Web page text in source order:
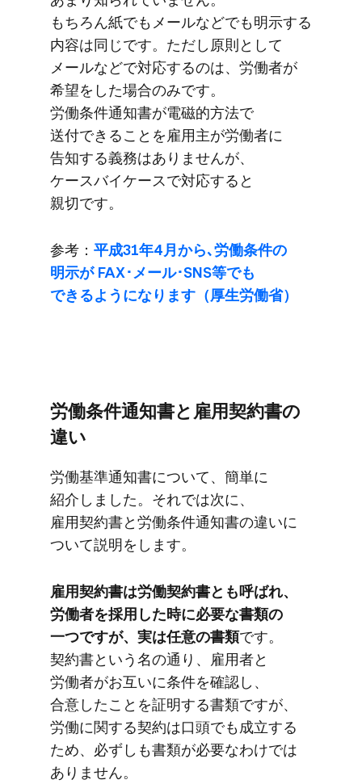
もちろん紙でも​メールなどでも​明示する​
内容は​同じです。​ただし原則と​して​
メールなどで​対応するのは、​労働者が​
希望を​した​場合のみです。​
労働条件通知書が​電磁的方法で​
送付できる​ことを​雇用主が​労働者に​
告知する​義務は​ありませんが、​
ケースバイケースで​対応すると​
親切です。
参考： 平成31年4月から​､労働条件の​
明示が​ FAX･メール･SNS等でも​
できるようになります​（厚生労働省）
労働条件通知書と​雇用契約書の​
違い
労働基準通知書に​ついて、​簡単に​
紹介しました。​それでは​次に、​
雇用契約書と​労働条件通知書の​違いに​
ついて​説明を​します。
雇用契約書は​労働契約書とも​呼ばれ、​
労働者を​採用した​時に​必要な​書類の​
一つですが、​実は​任意の​書類です。​
契約書と​いう​名の​通り、​雇用者と​
労働者が​お互いに​条件を​確認し、​
合意した​ことを​証明する​書類ですが、​
労働に​関する​契約は​口頭でも​成立する​
ため、​必ずしも​書類が​必要なわけでは​
ありません。